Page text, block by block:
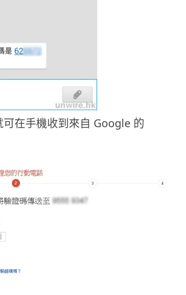
在手機收到來自 Google 的